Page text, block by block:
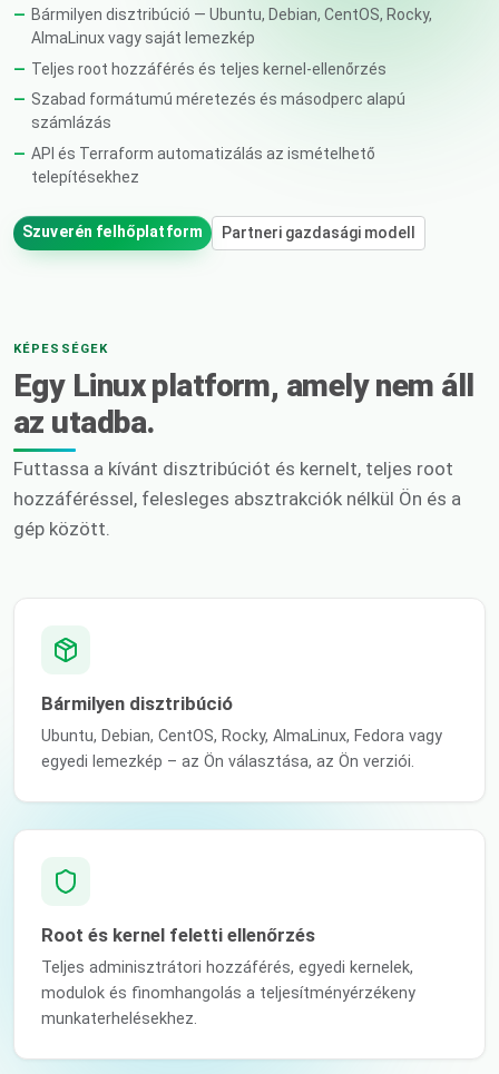
Bármilyen disztribúció — Ubuntu, Debian, CentOS, Rocky,
AlmaLinux vagy saját lemezkép
Teljes root hozzáférés és teljes kernel-ellenőrzés
Szabad formátumú méretezés és másodperc alapú
számlázás
API és Terraform automatizálás az ismételhető
telepítésekhez
Szuverén felhőplatform Partneri gazdasági modell
KÉPESSÉGEK
Egy Linux platform, amely nem áll
az utadba.
Futtassa a kívánt disztribúciót és kernelt, teljes root
hozzáféréssel, felesleges absztrakciók nélkül Ön és a
gép között.
Bármilyen disztribúció
Ubuntu, Debian, CentOS, Rocky, AlmaLinux, Fedora vagy
egyedi lemezkép – az Ön választása, az Ön verziói.
Root és kernel feletti ellenőrzés
Teljes adminisztrátori hozzáférés, egyedi kernelek,
modulok és finomhangolás a teljesítményérzékeny
munkaterhelésekhez.